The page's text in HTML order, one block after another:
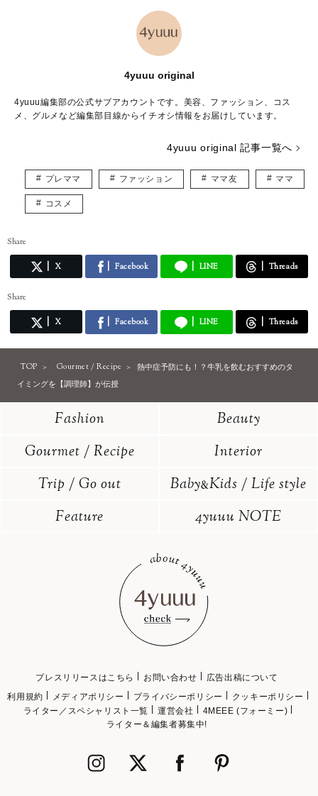
4yuuu original
4yuuu編集部の公式サブアカウントです。美容、ファッション、コス
メ、グルメなど編集部目線からイチオシ情報をお届けしています。
4yuuu original 記事一覧へ
プレママ ファッション ママ友 ママ
コスメ
Share
X Facebook LINE Threads
Share
X Facebook LINE Threads
TOP Gourmet / Recipe
熱中症予防にも！？牛乳を飲むおすすめのタ
イミングを【調理師】が伝授
Fashion
Beauty
Gourmet / Recipe
Interior
Trip / Go out
Baby&Kids / Life style
Feature
4yuuu NOTE
プレスリリースはこちら お問い合わせ
広告出稿について
利用規約
メディアポリシー プライバシーポリシー
クッキーポリシー
ライター／スペシャリスト一覧
運営会社
4MEEE (フォーミー)
ライター＆編集者募集中!